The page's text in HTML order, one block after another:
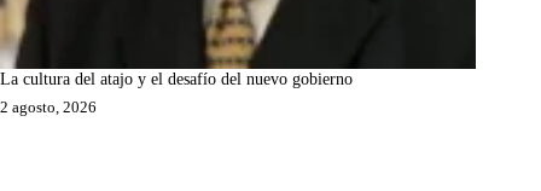
La cultura del atajo y el desafío del nuevo gobierno
2 agosto, 2026